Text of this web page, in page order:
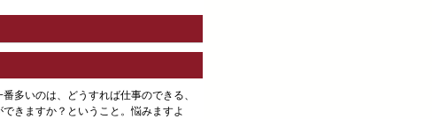
多いのは、どうすれば仕事のできる、
きますか？ということ。悩みますよ